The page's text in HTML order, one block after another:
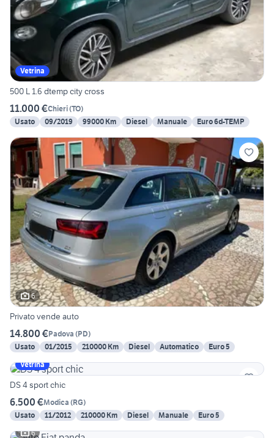
Vetrina
500 L 1.6 dtemp city cross
11.000 €Chieri(TO)
Usato
09/2019 99000 Km Diesel Manuale Euro 6d-TEMP
6
Privato vende auto
14.800 €Padova (PD)
Usato
01/2015 210000 Km Diesel Automatico
Euro 5
Vetrina
DS 4 sport chic
6.500 €Modica (RG)
Usato
11/2012 210000 Km Diesel Manuale
Euro 5
6